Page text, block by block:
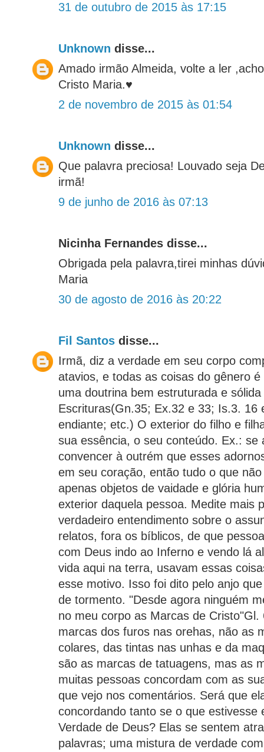
31 de outubro de 2015 às 17:15
Unknown disse...
Amado irmão Almeida, volte a ler
Cristo Maria.♥
2 de novembro de 2015 às 01:54
Unknown disse...
Que palavra preciosa! Louvado seja
irmã!
9 de junho de 2016 às 07:13
Nicinha Fernandes disse...
Obrigada pela palavra,tirei minhas
Maria
30 de agosto de 2016 às 20:22
Fil Santos disse...
Irmã, diz a verdade em seu corpo
atavios, e todas as coisas do gênero
uma doutrina bem estruturada e
Escrituras(Gn.35; Ex.32 e 33; Is.3. 16
endiante; etc.) O exterior do filho e
sua essência, o seu conteúdo. Ex.: se
convencer à outrém que esses
em seu coração, então tudo o que
apenas objetos de vaidade e glória
exterior daquela pessoa. Medite mais
verdadeiro entendimento sobre o
relatos, fora os bíblicos, de que
com Deus indo ao Inferno e vendo lá
vida aqui na terra, usavam essas
esse motivo. Isso foi dito pelo anjo
de tormento. "Desde agora ninguém
no meu corpo as Marcas de
marcas dos furos nas orehas, não as
colares, das tintas nas unhas e da
são as marcas de tatuagens, mas as
muitas pessoas concordam com as
que vejo nos comentários. Será que
concordando tanto se o que estivesse
Verdade de Deus? Elas se sentem
palavras; uma mistura de verdade